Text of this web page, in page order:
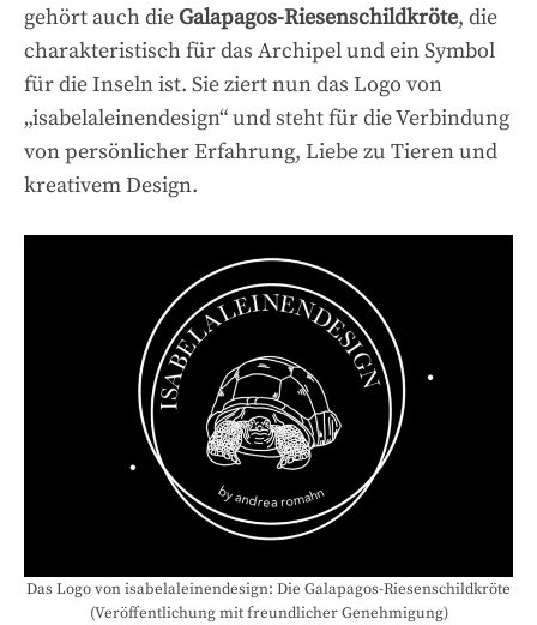
gehört auch dieGalapagos-Riesenschildkröte, die
charakteristisch für das Archipel und ein Symbol
für die Inseln ist. Sie ziert nun das Logo von
„isabelaleinendesign“ und steht für die Verbindung
von persönlicher Erfahrung, Liebe zu Tieren und
kreativem Design.
Das Logo von isabelaleinendesign: Die Galapagos-Riesenschildkröte
(Veröffentlichung mit freundlicher Genehmigung)